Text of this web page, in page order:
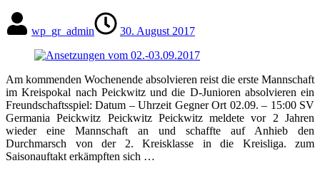
wp_gr_admin 30. August 2017
Am kommenden Wochenende absolvieren reist die erste Mannschaft
im Kreispokal nach Peickwitz und die D-Junioren absolvieren ein
Freundschaftsspiel: Datum – Uhrzeit Gegner Ort 02.09. – 15:00 SV
Germania Peickwitz Peickwitz Peickwitz meldete vor 2 Jahren
wieder eine Mannschaft an und schaffte auf Anhieb den
Durchmarsch von der 2. Kreisklasse in die Kreisliga. zum
Saisonauftakt erkämpften sich …